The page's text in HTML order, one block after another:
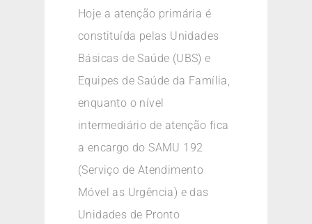
Hoje a atenção primária é
constituída pelas Unidades
Básicas de Saúde (UBS) e
Equipes de Saúde da Família,
enquanto o nível
intermediário de atenção fica
a encargo do SAMU 192
(Serviço de Atendimento
Móvel as Urgência) e das
Unidades de Pronto